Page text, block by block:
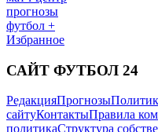
прогнозы
футбол +
Избранное
САЙТ ФУТБОЛ 24
РедакцияПрогнозы
сайтуКонтактыПравила
политикаСтруктура